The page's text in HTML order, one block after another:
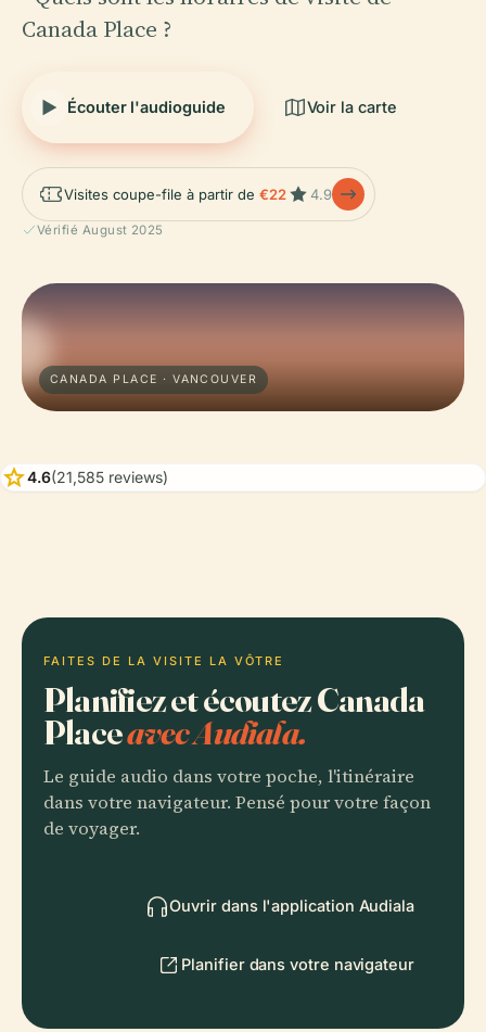
Canada Place ?
Écouter l'audioguide Voir la carte
Visites coupe-file à partir de €22 4.9
Vérifié August 2025
CANADA PLACE · VANCOUVER
star4.6(21,585 reviews)
FAITES DE LA VISITE LA VÔTRE
Planifiez et écoutez Canada
Placeavec Audiala.
Le guide audio dans votre poche, l'itinéraire
dans votre navigateur. Pensé pour votre façon
de voyager.
Ouvrir dans l'application Audiala
Planifier dans votre navigateur